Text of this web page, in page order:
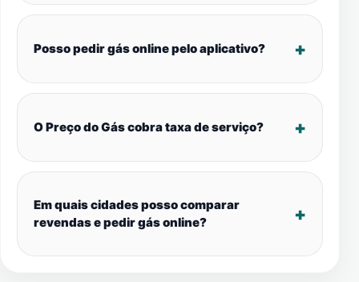
Posso pedir gás online pelo aplicativo?
O Preço do Gás cobra taxa de serviço?
Em quais cidades posso comparar
revendas e pedir gás online?